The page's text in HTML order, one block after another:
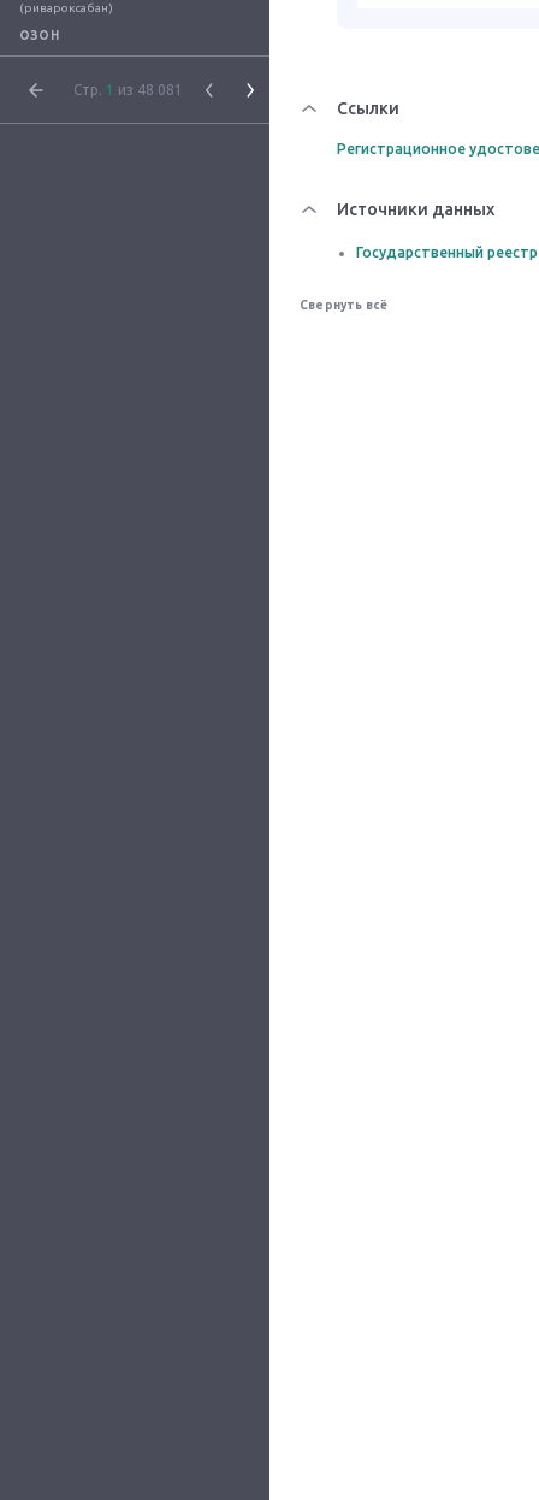
(ривароксабан)
ОЗОН
Стр. 1 из 48 081
Ссылки
Регистрационное
Источники данных
Государственный
Свернуть всё